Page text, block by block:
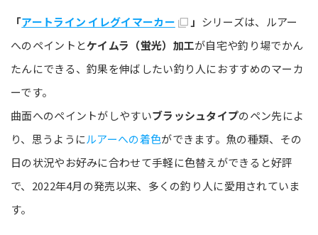
「アートライン イレグイマーカー 」 シリーズは、ルアー
へのペイントとケイムラ（蛍光）加工が自宅や釣り場でかん
たんにできる、釣果を伸ばしたい釣り人におすすめのマーカ
ーです。
曲面へのペイントがしやすいブラッシュタイプのペン先によ
り、思うようにルアーへの着色ができます。魚の種類、その
日の状況やお好みに合わせて手軽に色替えができると好評
で、2022年4月の発売以来、多くの釣り人に愛用されていま
す。